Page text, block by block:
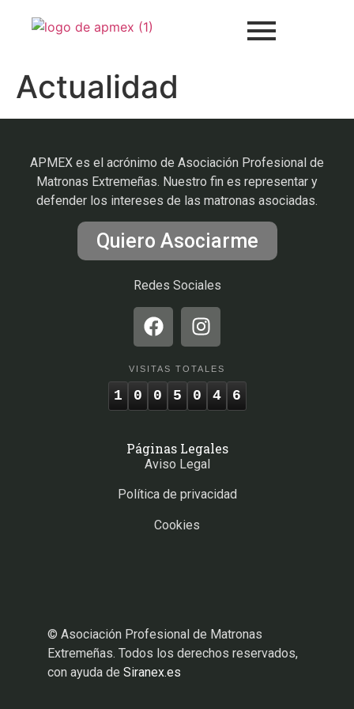
Actualidad
APMEX es el acrónimo de Asociación Profesional de
Matronas Extremeñas. Nuestro fin es representar y
defender los intereses de las matronas asociadas.
Quiero Asociarme
Redes Sociales
VISITAS TOTALES
1 0 0 5 0 4 6
Páginas Legales
Aviso Legal
Política de privacidad
Cookies
© Asociación Profesional de Matronas
Extremeñas. Todos los derechos reservados,
con ayuda de Siranex.es